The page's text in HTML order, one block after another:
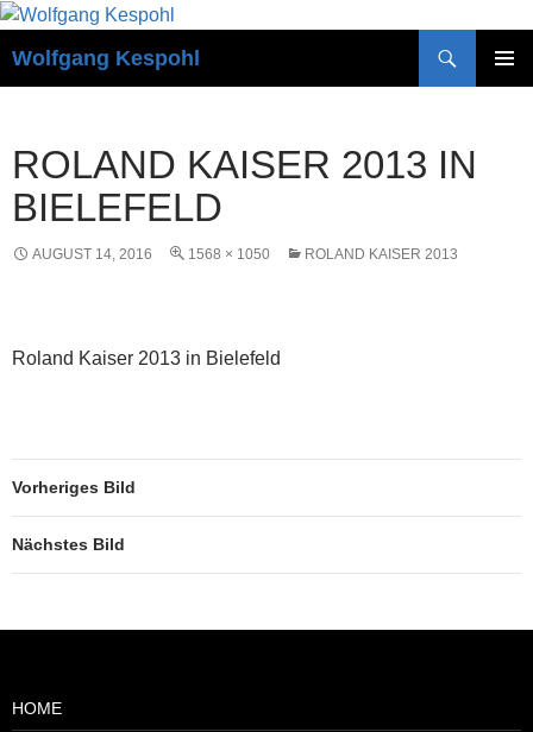
Zum
springen
Wolfgang Kespohl
ROLAND KAISER 2013 IN
BIELEFELD
AUGUST 14, 2016 1568 × 1050 ROLAND KAISER 2013
Roland Kaiser 2013 in Bielefeld
Vorheriges Bild
Nächstes Bild
HOME